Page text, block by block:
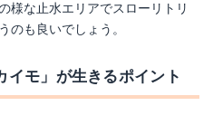
様な止水エリアでスローリトリ
のも良いでしょう。
イモ」が生きるポイント